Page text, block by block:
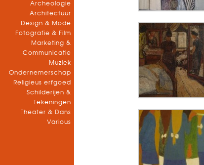
Archeologie
Architectuur
Design & Mode
Fotografie & Film
Marketing &
Communicatie
Muziek
Ondernemerschap
Religieus erfgoed
Schilderijen &
Tekeningen
Theater & Dans
Various